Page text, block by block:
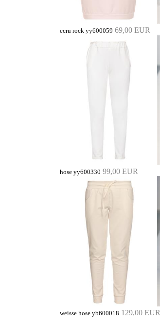
ecru rock yy600059 69,00 EUR
hose yy600330 99,00 EUR
weisse hose yb600018 129,00 EUR